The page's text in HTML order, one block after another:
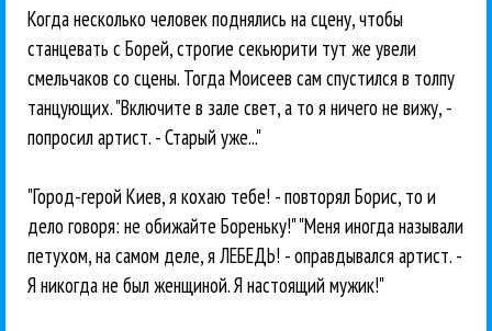
Когда несколько человек поднялись на сцену, чтобы
станцевать с Борей, строгие секьюрити тут же увели
смельчаков со сцены. Тогда Моисеев сам спустился в толпу
танцующих. "Включите в зале свет, а то я ничего не вижу, -
попросил артист. - Старый уже..."
"Город-герой Киев, я кохаю тебе! - повторял Борис, то и
дело говоря: не обижайте Бореньку!" "Меня иногда называли
петухом, на самом деле, я ЛЕБЕДЬ! - оправдывался артист. -
Я никогда не был женщиной. Я настоящий мужик!"